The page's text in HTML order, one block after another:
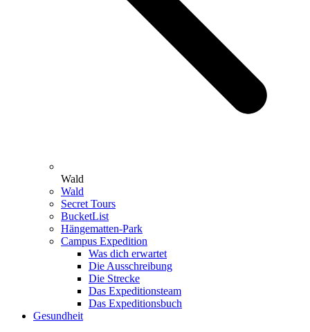
Wald
Wald
Secret Tours
BucketList
Hängematten-Park
Campus Expedition
Was dich erwartet
Die Ausschreibung
Die Strecke
Das Expeditionsteam
Das Expeditionsbuch
Gesundheit